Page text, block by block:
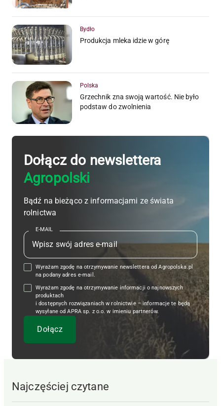
Bydło
Produkcja mleka idzie w górę
Polska
Grzechnik zna swoją wartość. Nie było
podstaw do zwolnienia
Dołącz do newslettera
Agropolski
Bądź na bieżąco z informacjami ze świata
rolnictwa
E-MAIL
Wyrażam zgodę na otrzymywanie newslettera od Agropolska.pl
na podany adres e-mail.
Wyrażam zgodę na otrzymywanie informacji o najnowszych
produktach
i dostępnych rozwiązaniach w rolnictwie – informacje te będą
wysyłane od APRA sp. z o.o. w imieniu partnerów.
Najczęściej czytane